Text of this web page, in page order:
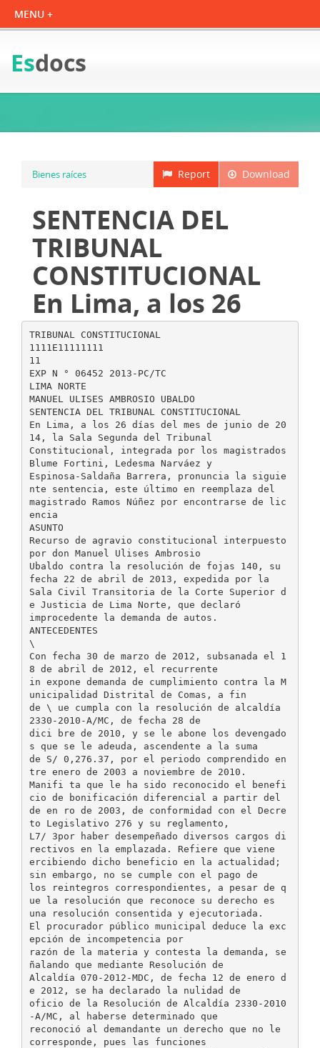
Esdocs
Download
Report
Bienes raíces
SENTENCIA DEL
TRIBUNAL
CONSTITUCIONAL
En Lima, a los 26
TRIBUNAL CONSTITUCIONAL
1111E11111111
11
EXP N ° 06452 2013-PC/TC
LIMA NORTE
MANUEL ULISES AMBROSIO UBALDO
SENTENCIA DEL TRIBUNAL CONSTITUCIONAL
En Lima, a los 26 días del mes de junio de 20
14, la Sala Segunda del Tribunal
Constitucional, integrada por los magistrados
Blume Fortini, Ledesma Narváez y
Espinosa-Saldaña Barrera, pronuncia la siguie
nte sentencia, este último en reemplaza del
magistrado Ramos Núñez por encontrarse de lic
encia
ASUNTO
Recurso de agravio constitucional interpuesto
por don Manuel Ulises Ambrosio
Ubaldo contra la resolución de fojas 140, su
fecha 22 de abril de 2013, expedida por la
Sala Civil Transitoria de la Corte Superior d
e Justicia de Lima Norte, que declaró
improcedente la demanda de autos.
ANTECEDENTES
\
Con fecha 30 de marzo de 2012, subsanada el 1
8 de abril de 2012, el recurrente
in expone demanda de cumplimiento contra la M
unicipalidad Distrital de Comas, a fin
de \ ue cumpla con la resolución de alcaldía
2330-2010-A/MC, de fecha 28 de
dici bre de 2010, y se le abone los devengado
s que se le adeuda, ascendente a la suma
de S/ 0,276.37, por el periodo comprendido en
tre enero de 2003 a noviembre de 2010.
Manifi ta que le ha sido reconocido el benefi
cio de bonificación diferencial a partir del
de en ro de 2003, de conformidad con el Decre
to Legislativo 276 y su reglamento,
L7/ 3por haber desempeñado diversos cargos di
rectivos en la emplazada. Refiere que viene
ercibiendo dicho beneficio en la actualidad;
sin embargo, no se cumple con el pago de
los reintegros correspondientes, a pesar de q
ue la resolución que reconoce su derecho es
una resolución consentida y ejecutoriada.
El procurador público municipal deduce la exc
epción de incompetencia por
razón de la materia y contesta la demanda, se
ñalando que mediante Resolución de
Alcaldía 070-2012-MDC, de fecha 12 de enero d
e 2012, se ha declarado la nulidad de
oficio de la Resolución de Alcaldía 2330-2010
-A/MC, al haberse determinado que
reconoció al demandante un derecho que no le
corresponde, pues las funciones